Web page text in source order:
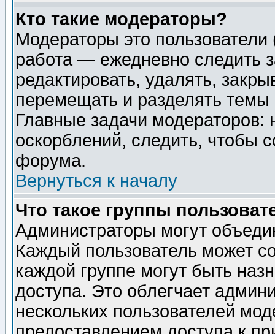
Кто такие модераторы?
Модераторы это
работа — ежедневно следить
редактировать, удалять,
перемещать и разделять
Главные задачи
оскорблений, следить, чтобы
форума.
Вернуться к началу
Что такое группы
Администраторы могут
Каждый пользователь может
каждой группе могут быть
доступа. Это облегчает
нескольких пользователей